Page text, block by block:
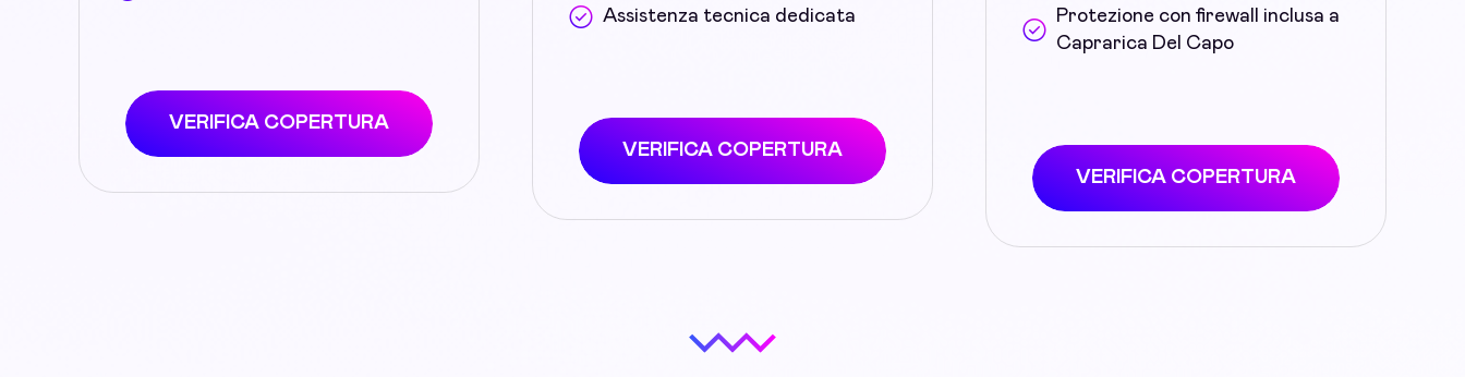
VERIFICA COPERTURA
Assistenza tecnica dedicata
VERIFICA COPERTURA
Protezione con firewall inclusa a
Caprarica Del Capo
VERIFICA COPERTURA